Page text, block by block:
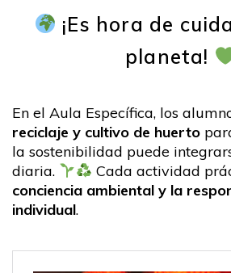
¡Es hora de
planeta!
En el Aula Específica, los
reciclaje y cultivo de huerto
la sostenibilidad puede
diaria.
Cada actividad
conciencia ambiental y la
individual.